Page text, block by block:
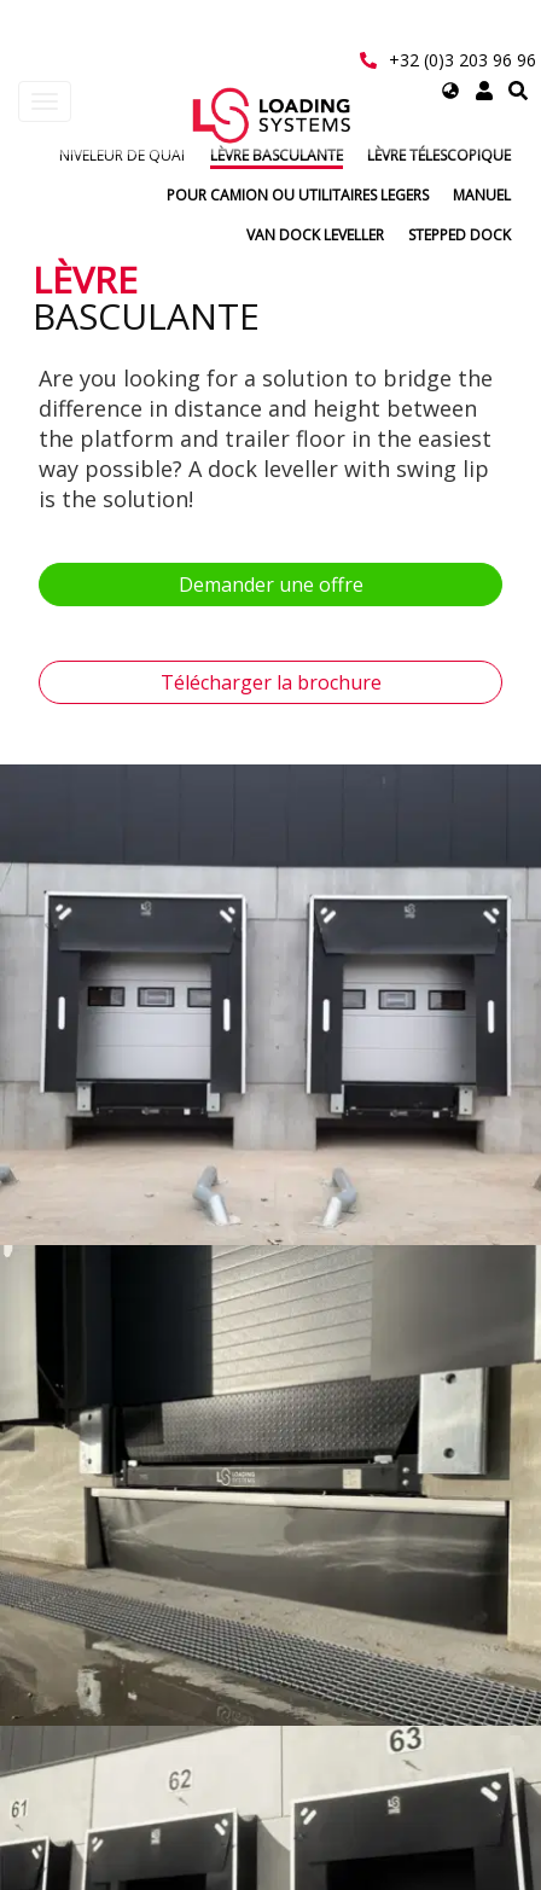
+32 (0)3 203 96 96
Select
menu
NIVELEUR DE QUAI LÈVRE BASCULANTE
LÈVRE TÉLESCOPIQUE
POUR CAMION OU UTILITAIRES LEGERS
MANUEL
VAN DOCK LEVELLER
STEPPED DOCK
LÈVRE
BASCULANTE
Are you looking for a solution to bridge the
difference in distance and height between
the platform and trailer floor in the easiest
way possible? A dock leveller with swing lip
is the solution!
Demander une offre
Télécharger la brochure